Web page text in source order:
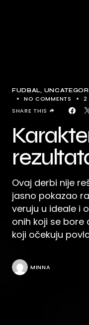
FUDBAL
NO COMMENTS
2
SHARE THIS
Ovaj derbi nije
jasno pokazao
veruju u ideale i
onih koji se bore
koji očekuju
MINNA